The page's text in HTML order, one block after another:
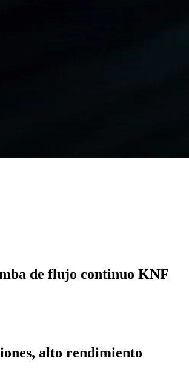
de flujo continuo KNF
alto rendimiento